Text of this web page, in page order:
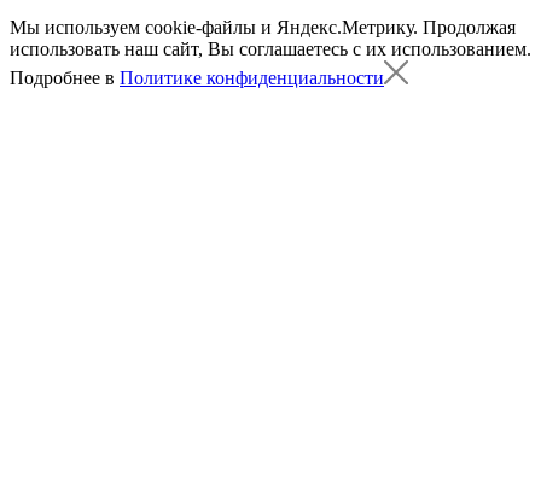
Мы используем cookie-файлы и Яндекс.Метрику. Продолжая
использовать наш сайт, Вы соглашаетесь с их использованием.
Подробнее в Политике конфиденциальности